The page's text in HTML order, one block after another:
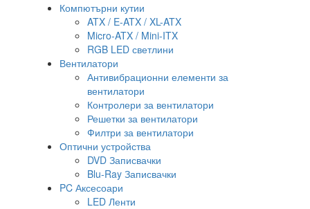
Компютърни кутии
ATX / E-ATX / XL-ATX
Micro-ATX / Mini-ITX
RGB LED светлини
Вентилатори
Антивибрационни елементи за
вентилатори
Контролери за вентилатори
Решетки за вентилатори
Филтри за вентилатори
Оптични устройства
DVD Записвачки
Blu-Ray Записвачки
PC Аксесоари
LED Ленти